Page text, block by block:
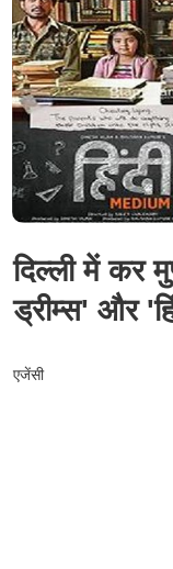
दिल्ली में कर
ड्रीम्स' और
एजेंसी